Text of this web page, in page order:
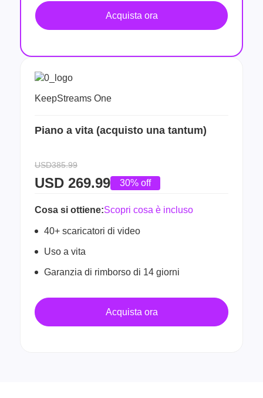
Acquista ora
KeepStreams One
Piano a vita (acquisto una tantum)
USD385.99
USD 269.99 30% off
Cosa si ottiene:Scopri cosa è incluso
40+ scaricatori di video
Uso a vita
Garanzia di rimborso di 14 giorni
Acquista ora